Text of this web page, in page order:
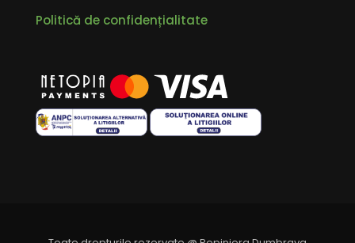
Politică de confidențialitate